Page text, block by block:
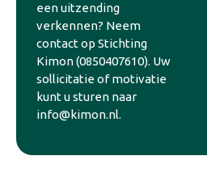
een uitzending
verkennen? Neem
contact op Stichting
Kimon (0850407610). Uw
sollicitatie of motivatie
kunt u sturen naar
info@kimon.nl.